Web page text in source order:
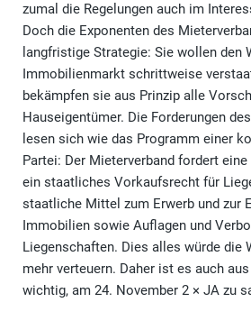
zumal die Regelungen auch im
Doch die Exponenten des
langfristige Strategie: Sie wollen den
Immobilienmarkt schrittweise
bekämpfen sie aus Prinzip alle
Hauseigentümer. Die Forderungen
lesen sich wie das Programm einer
Partei: Der Mieterverband fordert
ein staatliches Vorkaufsrecht für
staatliche Mittel zum Erwerb und zur
Immobilien sowie Auflagen und
Liegenschaften. Dies alles würde die
mehr verteuern. Daher ist es auch
wichtig, am 24. November 2 × JA zu